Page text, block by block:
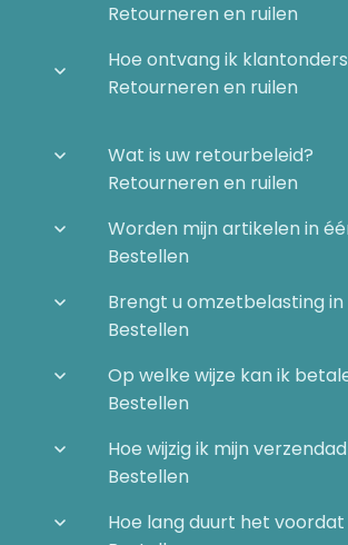
Retourneren en ruilen
Hoe ontvang ik
Retourneren en ruilen
Wat is uw retourbeleid?
Retourneren en ruilen
Worden mijn artikelen in
Bestellen
Brengt u omzetbelasting
Bestellen
Op welke wijze kan ik
Bestellen
Hoe wijzig ik mijn
Bestellen
Hoe lang duurt het